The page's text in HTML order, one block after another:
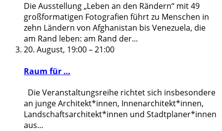
Die Ausstellung „Leben an den Rändern“ mit 49
großformatigen Fotografien führt zu Menschen in
zehn Ländern von Afghanistan bis Venezuela, die
am Rand leben: am Rand der...
20. August, 19:00–21:00
Raum für …
Die Veranstaltungsreihe richtet sich insbesondere
an junge Architekt*innen, Innenarchitekt*innen,
Landschaftsarchitekt*innen und Stadtplaner*innen
aus...